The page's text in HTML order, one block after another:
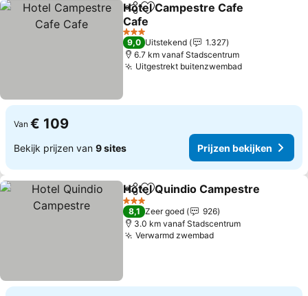
DelenToevoegen aan favorieten
Hotel Campestre Cafe
Cafe
3 Sterren
9,0 Uitstekend
1.327
6.7 km vanaf Stadscentrum
Uitgestrekt buitenzwembad
Van € 109
Bekijk prijzen van 9 sites Prijzen bekijken
DelenToevoegen aan favorieten
Hotel Quindio Campestre
3 Sterren
8,1 Zeer goed
926
3.0 km vanaf Stadscentrum
Verwarmd zwembad